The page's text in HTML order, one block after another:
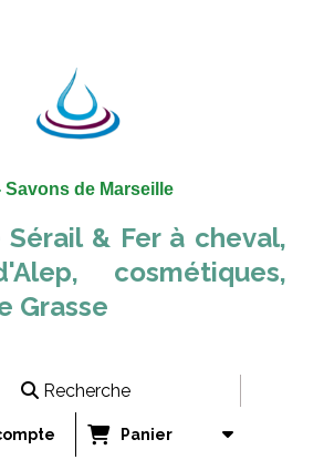
Savons de Marseille
Sérail & Fer à cheval,
cosmétiques,
Grasse
Recherche
Panier